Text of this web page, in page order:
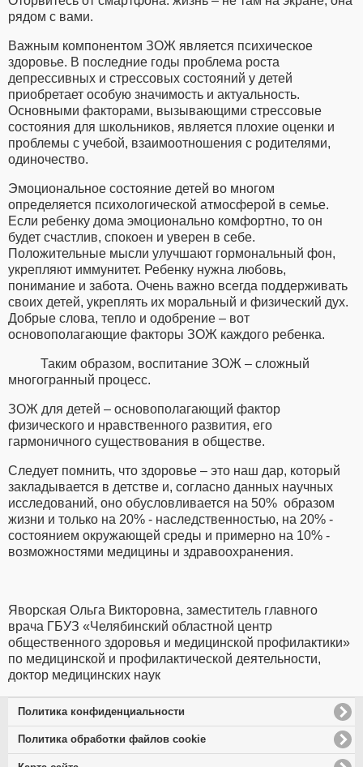
рядом с вами.
Важным компонентом ЗОЖ является психическое
здоровье. В последние годы проблема роста
депрессивных и стрессовых состояний у детей
приобретает особую значимость и актуальность.
Основными факторами, вызывающими стрессовые
состояния для школьников, является плохие оценки и
проблемы с учебой, взаимоотношения с родителями,
одиночество.
Эмоциональное состояние детей во многом
определяется психологической атмосферой в семье.
Если ребенку дома эмоционально комфортно, то он
будет счастлив, спокоен и уверен в себе.
Положительные мысли улучшают гормональный фон,
укрепляют иммунитет. Ребенку нужна любовь,
понимание и забота. Очень важно всегда поддерживать
своих детей, укреплять их моральный и физический дух.
Добрые слова, тепло и одобрение – вот
основополагающие факторы ЗОЖ каждого ребенка.
Таким образом, воспитание ЗОЖ – сложный
многогранный процесс.
ЗОЖ для детей – основополагающий фактор
физического и нравственного развития, его
гармоничного существования в обществе.
Следует помнить, что здоровье – это наш дар, который
закладывается в детстве и, согласно данных научных
исследований, оно обусловливается на 50% образом
жизни и только на 20% - наследственностью, на 20% -
состоянием окружающей среды и примерно на 10% -
возможностями медицины и здравоохранения.
Яворская Ольга Викторовна, заместитель главного
врача ГБУЗ «Челябинский областной центр
общественного здоровья и медицинской профилактики»
по медицинской и профилактической деятельности,
доктор медицинских наук
Политика конфиденциальности
Политика обработки файлов cookie